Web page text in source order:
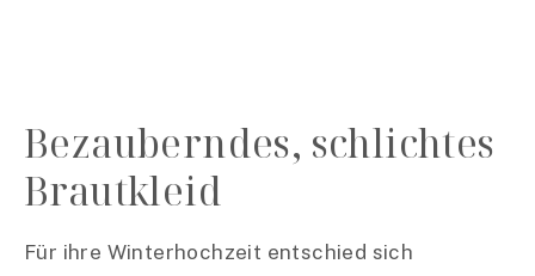
Bezauberndes, schlichtes
Brautkleid
Für ihre Winterhochzeit entschied sich